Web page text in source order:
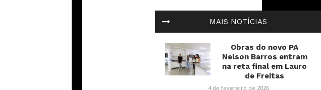
MAIS NOTÍCIAS
Obras do novo PA
Nelson Barros entram
na reta final em Lauro
de Freitas
4 de fevereiro de 2026